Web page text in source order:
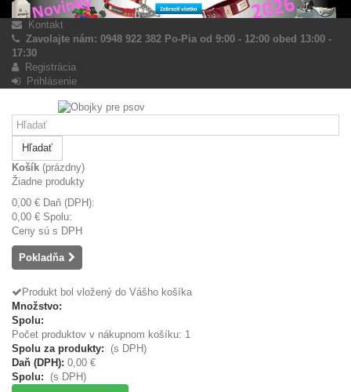
Kontakt
Zavolajte nám: 0948 922 382 Po-Pia od 9:00 - 12:00 obed 13:00 -
17:30
Registrácia
Prihlásenie
Hľadať
Košík (prázdny)
Žiadne produkty
0,00 € Daň (DPH):
0,00 € Spolu:
Ceny sú s DPH
Pokladňa
Produkt bol vložený do Vášho košíka
Množstvo:
Spolu:
Počet produktov v nákupnom košíku: 1
Spolu za produkty:
(s DPH)
Daň (DPH): 0,00 €
Spolu:
(s DPH)